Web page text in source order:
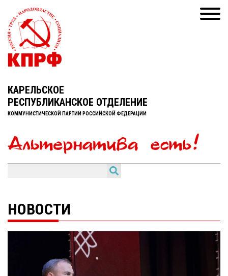
КАРЕЛЬСКОЕ
РЕСПУБЛИКАНСКОЕ ОТДЕЛЕНИЕ
КОММУНИСТИЧЕСКОЙ ПАРТИИ РОССИЙСКОЙ ФЕДЕРАЦИИ
НОВОСТИ